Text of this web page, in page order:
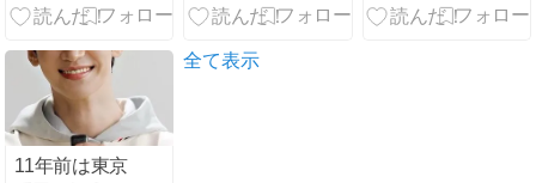
し、初日の行
地確認
11年前は東京
全て表示